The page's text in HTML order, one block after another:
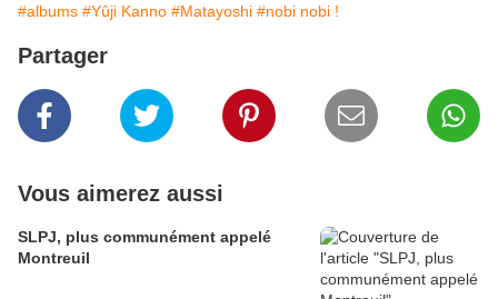
#albums #Yûji Kanno #Matayoshi #nobi nobi !
Partager
Vous aimerez aussi
SLPJ, plus communément appelé
Montreuil